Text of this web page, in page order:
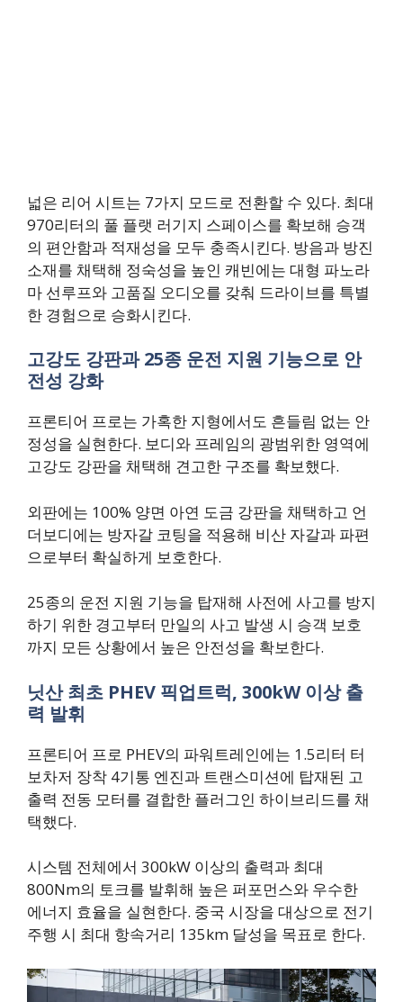
넓은 리어 시트는 7가지 모드로 전환할 수 있다. 최대
970리터의 풀 플랫 러기지 스페이스를 확보해 승객
의 편안함과 적재성을 모두 충족시킨다. 방음과 방진
소재를 채택해 정숙성을 높인 캐빈에는 대형 파노라
마 선루프와 고품질 오디오를 갖춰 드라이브를 특별
한 경험으로 승화시킨다.
고강도 강판과 25종 운전 지원 기능으로 안
전성 강화
프론티어 프로는 가혹한 지형에서도 흔들림 없는 안
정성을 실현한다. 보디와 프레임의 광범위한 영역에
고강도 강판을 채택해 견고한 구조를 확보했다.
외판에는 100% 양면 아연 도금 강판을 채택하고 언
더보디에는 방자갈 코팅을 적용해 비산 자갈과 파편
으로부터 확실하게 보호한다.
25종의 운전 지원 기능을 탑재해 사전에 사고를 방지
하기 위한 경고부터 만일의 사고 발생 시 승객 보호
까지 모든 상황에서 높은 안전성을 확보한다.
닛산 최초 PHEV 픽업트럭, 300kW 이상 출
력 발휘
프론티어 프로 PHEV의 파워트레인에는 1.5리터 터
보차저 장착 4기통 엔진과 트랜스미션에 탑재된 고
출력 전동 모터를 결합한 플러그인 하이브리드를 채
택했다.
시스템 전체에서 300kW 이상의 출력과 최대
800Nm의 토크를 발휘해 높은 퍼포먼스와 우수한
에너지 효율을 실현한다. 중국 시장을 대상으로 전기
주행 시 최대 항속거리 135km 달성을 목표로 한다.